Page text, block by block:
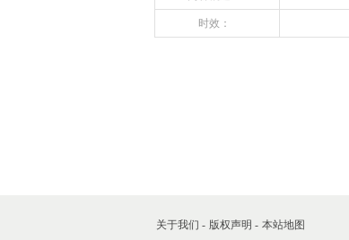
时效：
关于我们 - 版权声明 - 本站地图